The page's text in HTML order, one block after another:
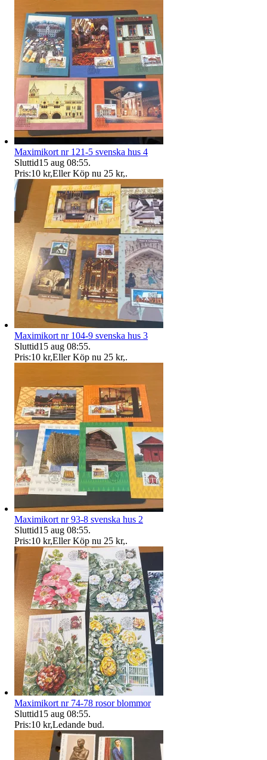
Maximikort nr 121-5 svenska hus 4
Sluttid15 aug 08:55.
Pris:10 kr,Eller Köp nu 25 kr,.
Maximikort nr 104-9 svenska hus 3
Sluttid15 aug 08:55.
Pris:10 kr,Eller Köp nu 25 kr,.
Maximikort nr 93-8 svenska hus 2
Sluttid15 aug 08:55.
Pris:10 kr,Eller Köp nu 25 kr,.
Maximikort nr 74-78 rosor blommor
Sluttid15 aug 08:55.
Pris:10 kr,Ledande bud.